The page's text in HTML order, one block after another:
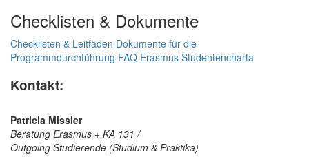
Checklisten & Dokumente
Checklisten & Leitfäden Dokumente für die
Programmdurchführung FAQ Erasmus Studentencharta
Kontakt:
Patricia Missler
Beratung Erasmus + KA 131 /
Outgoing Studierende (Studium & Praktika)